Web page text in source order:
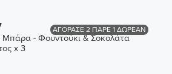
ΑΓΟΡΑΣΕ 2 ΠΑΡΕ 1 ΔΩΡΕΑΝ
Μπάρα - Φουντούκι & Σοκολάτα
x 3